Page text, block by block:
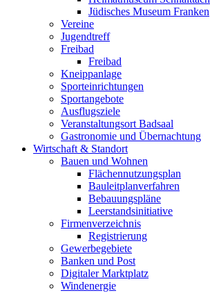
Jüdisches Museum Franken
Vereine
Jugendtreff
Freibad
Freibad
Kneippanlage
Sporteinrichtungen
Sportangebote
Ausflugsziele
Veranstaltungsort Badsaal
Gastronomie und Übernachtung
Wirtschaft & Standort
Bauen und Wohnen
Flächennutzungsplan
Bauleitplanverfahren
Bebauungspläne
Leerstandsinitiative
Firmenverzeichnis
Registrierung
Gewerbegebiete
Banken und Post
Digitaler Marktplatz
Windenergie